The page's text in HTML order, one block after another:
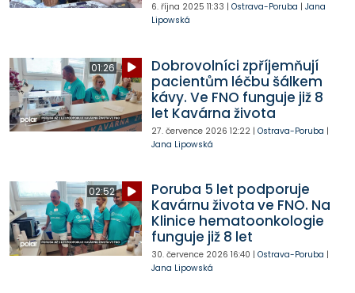
6. října 2025 11:33 | Ostrava-Poruba | Jana
Lipowská
01:26
Dobrovolníci zpříjemňují
pacientům léčbu šálkem
kávy. Ve FNO funguje již 8
let Kavárna života
27. července 2026 12:22| Ostrava-Poruba |
Jana Lipowská
02:52
Poruba 5 let podporuje
Kavárnu života ve FNO. Na
Klinice hematoonkologie
funguje již 8 let
30. července 2026 16:40 | Ostrava-Poruba |
Jana Lipowská